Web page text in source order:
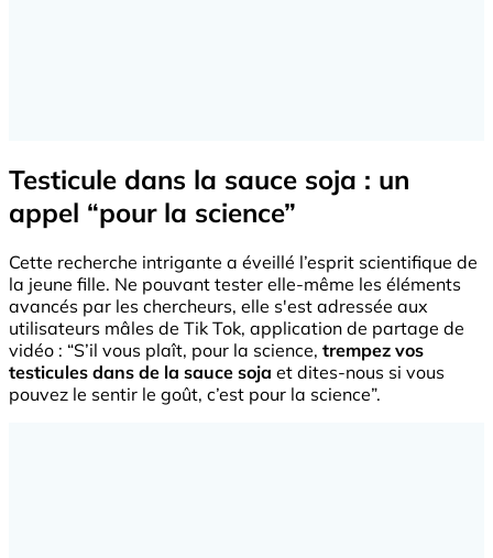
Testicule dans la sauce soja : un
appel “pour la science”
Cette recherche intrigante a éveillé l’esprit scientifique de
la jeune fille. Ne pouvant tester elle-même les éléments
avancés par les chercheurs, elle s'est adressée aux
utilisateurs mâles de Tik Tok, application de partage de
vidéo : “S’il vous plaît, pour la science, trempez vos
testicules dans de la sauce soja et dites-nous si vous
pouvez le sentir le goût, c’est pour la science”.